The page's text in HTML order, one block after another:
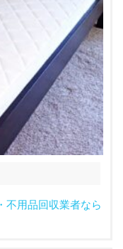
不用品回収業者なら